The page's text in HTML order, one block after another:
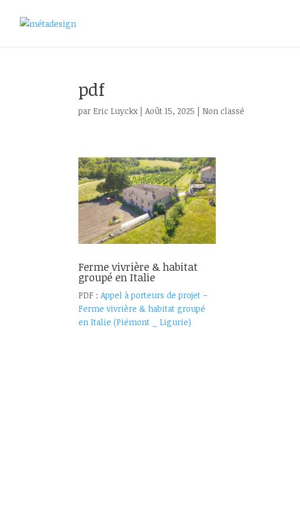
pdf
par Eric Luyckx|Août 15, 2025 | Non classé
Ferme vivrière & habitat
groupé en Italie
PDF :Appel à porteurs de projet –
Ferme vivrière & habitat groupé
en Italie (Piémont _ Ligurie)